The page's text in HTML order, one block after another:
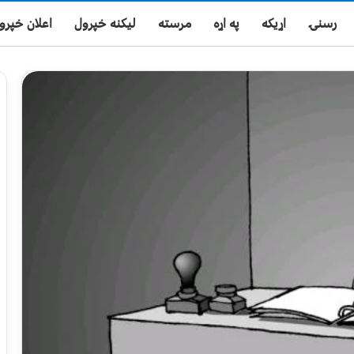
رسنۍ اړیکه په اړه مرسته لیکنه خپرول اعلان